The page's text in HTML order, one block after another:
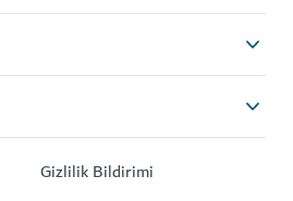
Gizlilik Bildirimi